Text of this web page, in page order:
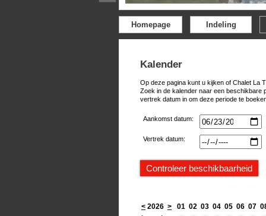
Homepage Indeling
Kalender
Op deze pagina kunt u kijken of Chalet La
Zoek in de kalender naar een beschikbare
vertrek datum in om deze periode te
Aankomst datum:
Vertrek datum:
< 2026 > 01 02 03 04 05 06 07